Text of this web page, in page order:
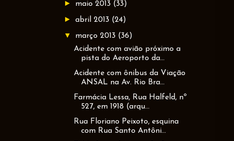
► maio 2013 (33)
►abril 2013 (24)
▼ março 2013 (36)
Acidente com avião próximo a
pista do Aeroporto da...
Acidente com ônibus da Viação
ANSAL na Av. Rio Bra...
Farmácia Lessa, Rua Halfeld, nº
527, em 1918 (arqu...
Rua Floriano Peixoto, esquina
com Rua Santo Antôni...